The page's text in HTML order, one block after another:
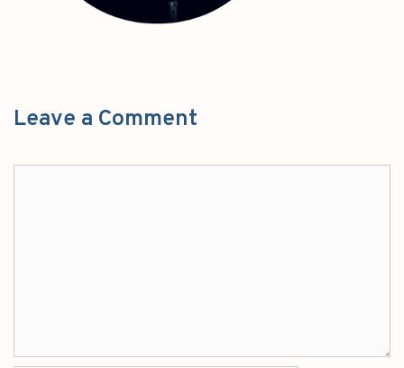
Leave a Comment